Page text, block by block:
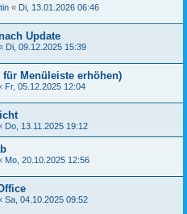
« Di, 13.01.2026 06:46
Update
Di, 09.12.2025 15:39
Menüleiste erhöhen)
Fr, 05.12.2025 12:04
Do, 13.11.2025 19:12
Mo, 20.10.2025 12:56
Sa, 04.10.2025 09:52